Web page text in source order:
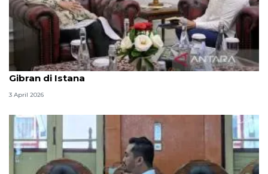
Seskab Teddy silaturahmi Idul Fitri ke Wapres
Gibran di Istana
3 April 2026